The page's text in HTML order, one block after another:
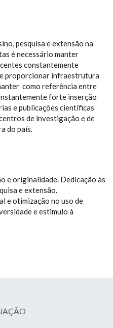
pesquisa e extensão na
é necessário manter
constantemente
proporcionar infraestrutura
como referência entre
forte inserção
e publicações científicas
de investigação e de
do país.
e originalidade. Dedicação às
e extensão.
e otimização no uso de
e estimulo à